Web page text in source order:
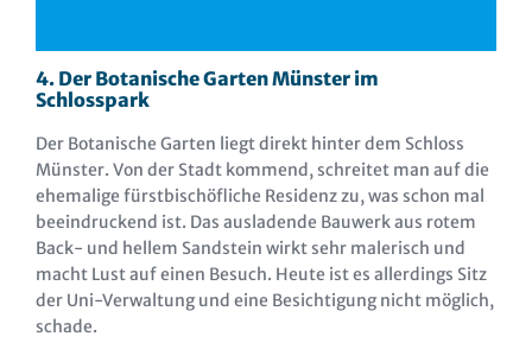
4. Der Botanische Garten Münster im
Schlosspark
Der Botanische Garten liegt direkt hinter dem Schloss
Münster. Von der Stadt kommend, schreitet man auf die
ehemalige fürstbischöfliche Residenz zu, was schon mal
beeindruckend ist. Das ausladende Bauwerk aus rotem
Back- und hellem Sandstein wirkt sehr malerisch und
macht Lust auf einen Besuch. Heute ist es allerdings Sitz
der Uni-Verwaltung und eine Besichtigung nicht möglich,
schade.